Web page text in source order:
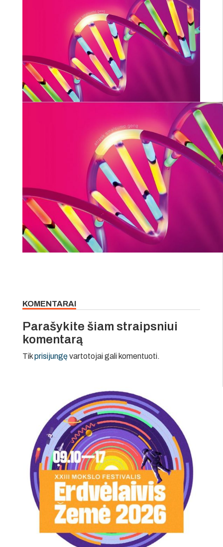
KOMENTARAI
Parašykite šiam straipsniui
komentarą
Tikprisijungęvartotojai gali komentuoti.